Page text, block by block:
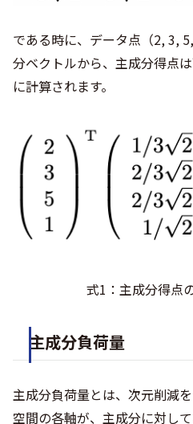
である時に、データ点（2, 3, 5,
分ベクトルから、主成分得点
に計算されます。
式1：主成分得点
主成分負荷量
主成分負荷量とは、次元削減
空間の各軸が、主成分に対し